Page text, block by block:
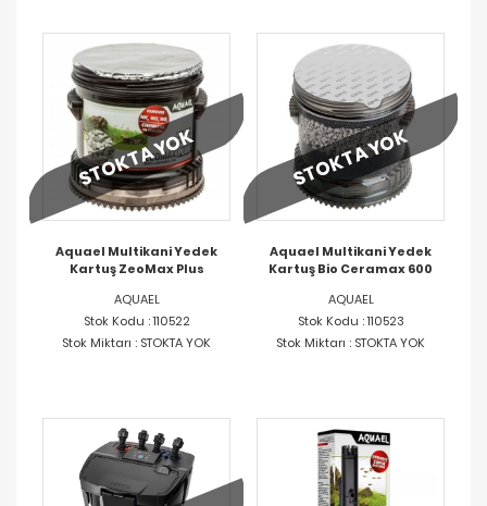
STOKTA YOK
Aquael Multikani Yedek
Kartuş ZeoMax Plus
AQUAEL
Stok Kodu : 110522
Stok Miktarı : STOKTA YOK
STOKTA YOK
Aquael Multikani Yedek
Kartuş Bio Ceramax 600
AQUAEL
Stok Kodu : 110523
Stok Miktarı : STOKTA YOK